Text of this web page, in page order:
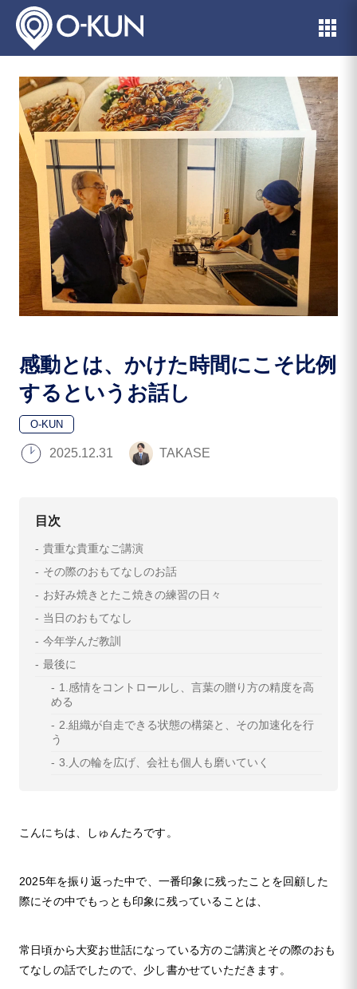
感動とは、かけた時間にこそ比例
するというお話し
O-KUN
2025.12.31 TAKASE
目次
貴重な貴重なご講演
その際のおもてなしのお話
お好み焼きとたこ焼きの練習の日々
当日のおもてなし
今年学んだ教訓
最後に
1.感情をコントロールし、言葉の贈り方の精度を高
める
2.組織が自走できる状態の構築と、その加速化を行
う
3.人の輪を広げ、会社も個人も磨いていく
こんにちは、しゅんたろです。
2025年を振り返った中で、一番印象に残ったことを回顧した
際にその中でもっとも印象に残っていることは、
常日頃から大変お世話になっている方のご講演とその際のおも
てなしの話でしたので、少し書かせていただきます。